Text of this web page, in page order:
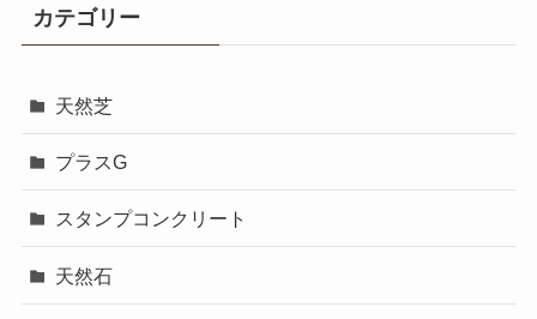
カテゴリー
天然芝
プラスG
スタンプコンクリート
天然石